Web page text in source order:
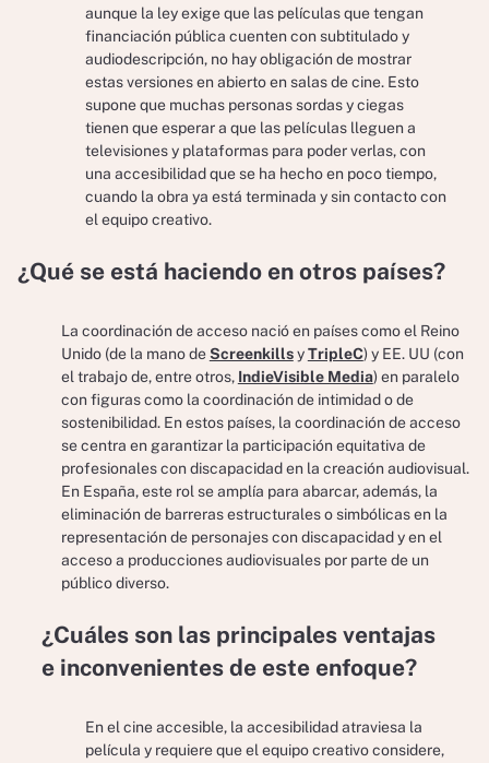
aunque la ley exige que las películas que tengan
financiación pública cuenten con subtitulado y
audiodescripción, no hay obligación de mostrar
estas versiones en abierto en salas de cine. Esto
supone que muchas personas sordas y ciegas
tienen que esperar a que las películas lleguen a
televisiones y plataformas para poder verlas, con
una accesibilidad que se ha hecho en poco tiempo,
cuando la obra ya está terminada y sin contacto con
el equipo creativo.
¿Qué se está haciendo en otros países?
La coordinación de acceso nació en países como el Reino
Unido (de la mano deScreenkillsyTripleC) y EE. UU (con
el trabajo de, entre otros, IndieVisible Media) en paralelo
con figuras como la coordinación de intimidad o de
sostenibilidad. En estos países, la coordinación de acceso
se centra en garantizar la participación equitativa de
profesionales con discapacidad en la creación audiovisual.
En España, este rol se amplía para abarcar, además, la
eliminación de barreras estructurales o simbólicas en la
representación de personajes con discapacidad y en el
acceso a producciones audiovisuales por parte de un
público diverso.
¿Cuáles son las principales ventajas
e inconvenientes de este enfoque?
En el cine accesible, la accesibilidad atraviesa la
película y requiere que el equipo creativo considere,